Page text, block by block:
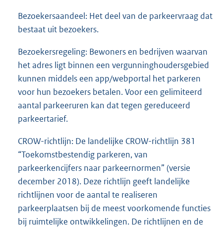
Bezoekersaandeel: Het deel van de parkeervraag dat
bestaat uit bezoekers.
Bezoekersregeling: Bewoners en bedrijven waarvan
het adres ligt binnen een vergunninghoudersgebied
kunnen middels een app/webportal het parkeren
voor hun bezoekers betalen. Voor een gelimiteerd
aantal parkeeruren kan dat tegen gereduceerd
parkeertarief.
CROW-richtlijn: De landelijke CROW-richtlijn 381
“Toekomstbestendig parkeren, van
parkeerkencijfers naar parkeernormen” (versie
december 2018). Deze richtlijn geeft landelijke
richtlijnen voor de aantal te realiseren
parkeerplaatsen bij de meest voorkomende functies
bij ruimtelijke ontwikkelingen. De richtlijnen en de